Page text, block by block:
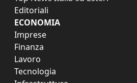
Editoriali
ECONOMIA
Imprese
Finanza
Lavoro
Tecnologia